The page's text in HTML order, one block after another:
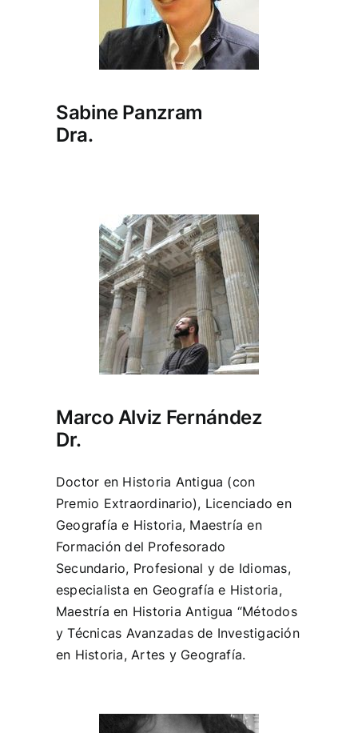
Sabine Panzram
Dra.
Marco Alviz Fernández
Dr.
Doctor en Historia Antigua (con
Premio Extraordinario), Licenciado en
Geografía e Historia, Maestría en
Formación del Profesorado
Secundario, Profesional y de Idiomas,
especialista en Geografía e Historia,
Maestría en Historia Antigua “Métodos
y Técnicas Avanzadas de Investigación
en Historia, Artes y Geografía.